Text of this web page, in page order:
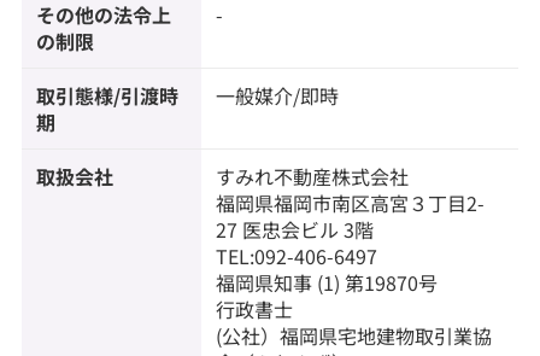
その他の法令上
の制限
-
取引態様/引渡時
期
一般媒介/即時
取扱会社
すみれ不動産株式会社
福岡県福岡市南区高宮３丁目2-
27 医忠会ビル 3階
TEL:092-406-6497
福岡県知事 (1) 第19870号
行政書士
(公社）福岡県宅地建物取引業協